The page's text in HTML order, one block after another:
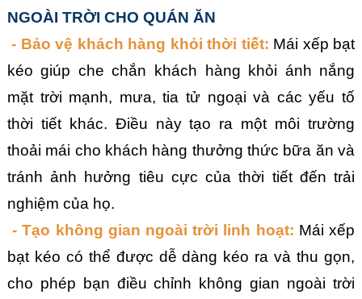
NGOÀI TRỜI CHO QUÁN ĂN
- Bảo vệ khách hàng khỏi thời tiết: Mái xếp bạt
kéo giúp che chắn khách hàng khỏi ánh nắng
mặt trời mạnh, mưa, tia tử ngoại và các yếu tố
thời tiết khác. Điều này tạo ra một môi trường
thoải mái cho khách hàng thưởng thức bữa ăn và
tránh ảnh hưởng tiêu cực của thời tiết đến trải
nghiệm của họ.
- Tạo không gian ngoài trời linh hoạt: Mái xếp
bạt kéo có thể được dễ dàng kéo ra và thu gọn,
cho phép bạn điều chỉnh không gian ngoài trời